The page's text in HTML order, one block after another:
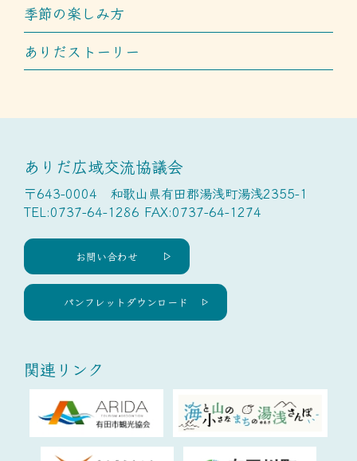
季節の楽しみ方
ありだストーリー
ありだ広域交流協議会
〒643-0004 和歌山県有田郡湯浅町湯浅2355-1
TEL:0737-64-1286 FAX:0737-64-1274
お問い合わせ
パンフレットダウンロード
関連リンク